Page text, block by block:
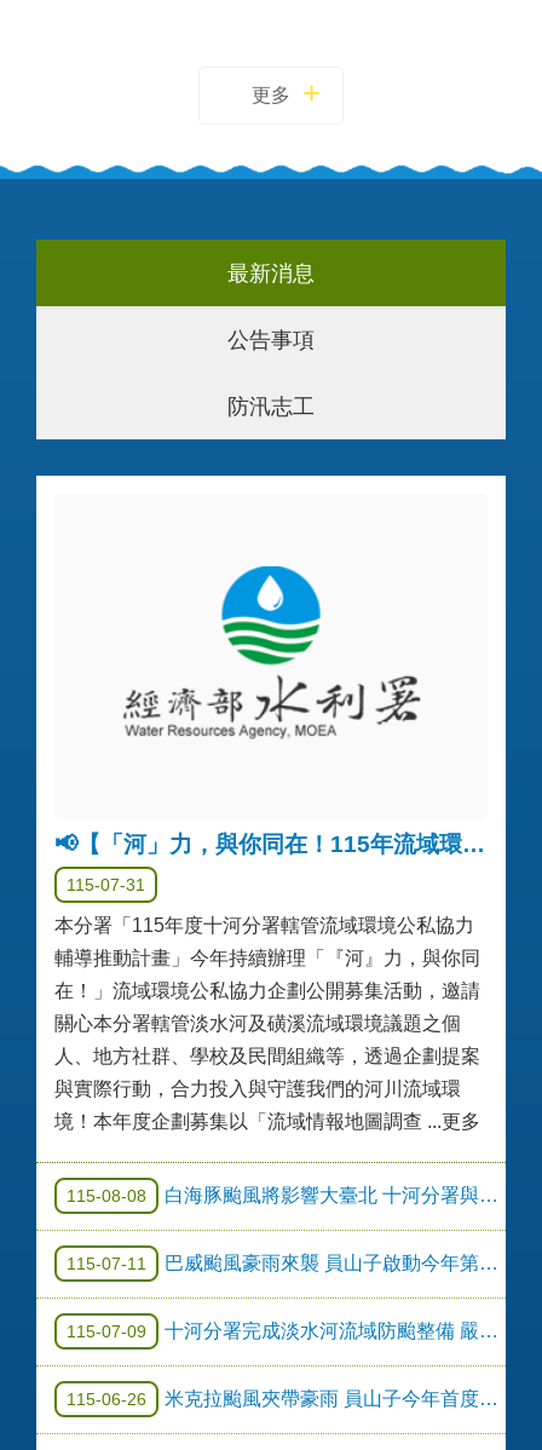
更多
最新消息
公告事項
防汛志工
📢【「河」力，與你同在！115年流域環境公私協力企劃募集】入選名單公告
115-07-31
本分署「115年度十河分署轄管流域環境公私協力
輔導推動計畫」今年持續辦理「『河』力，與你同
在！」流域環境公私協力企劃公開募集活動，邀請
關心本分署轄管淡水河及磺溪流域環境議題之個
人、地方社群、學校及民間組織等，透過企劃提案
與實際行動，合力投入與守護我們的河川流域環
境！本年度企劃募集以「流域情報地圖調查 ...更多
115-08-08 白海豚颱風將影響大臺北 十河分署與地方政府攜手防汛守護民眾家園安全
115-07-11 巴威颱風豪雨來襲 員山子啟動今年第2次分洪 守護大臺北防洪安全
115-07-09 十河分署完成淡水河流域防颱整備 嚴陣以待巴威颱風
115-06-26 米克拉颱風夾帶豪雨 員山子今年首度分洪